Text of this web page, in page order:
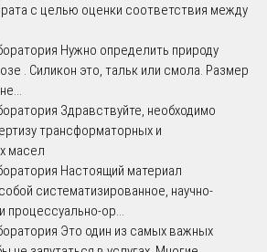
с целью оценки соответствия между
Нужно определить природу
. Силикон это, тальк или смола. Размер
Здравствуйте, необходимо
трансформаторных и
масел
Настоящий материал
систематизированное, научно-
процессуально-ор...
Это один из самых важных